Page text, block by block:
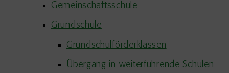
Gemeinschaftsschule
Grundschule
Grundschulförderklassen
Übergang in weiterführende Schulen